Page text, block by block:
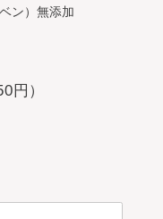
ン）無添加
円）